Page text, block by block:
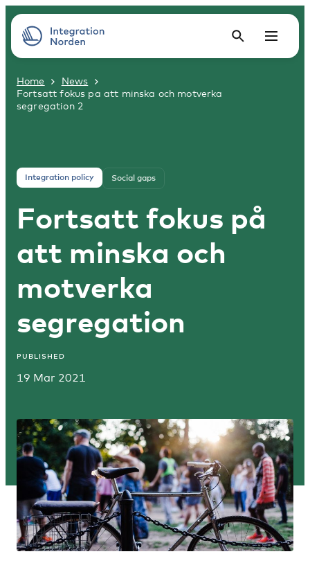
Home
News
Fortsatt fokus pa att minska och motverka
segregation 2
Integration policy Social gaps
Fortsatt fokus på
att minska och
motverka
segregation
PUBLISHED
19 Mar 2021